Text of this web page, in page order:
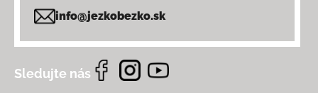
info@jezkobezko.sk
Sledujte nás